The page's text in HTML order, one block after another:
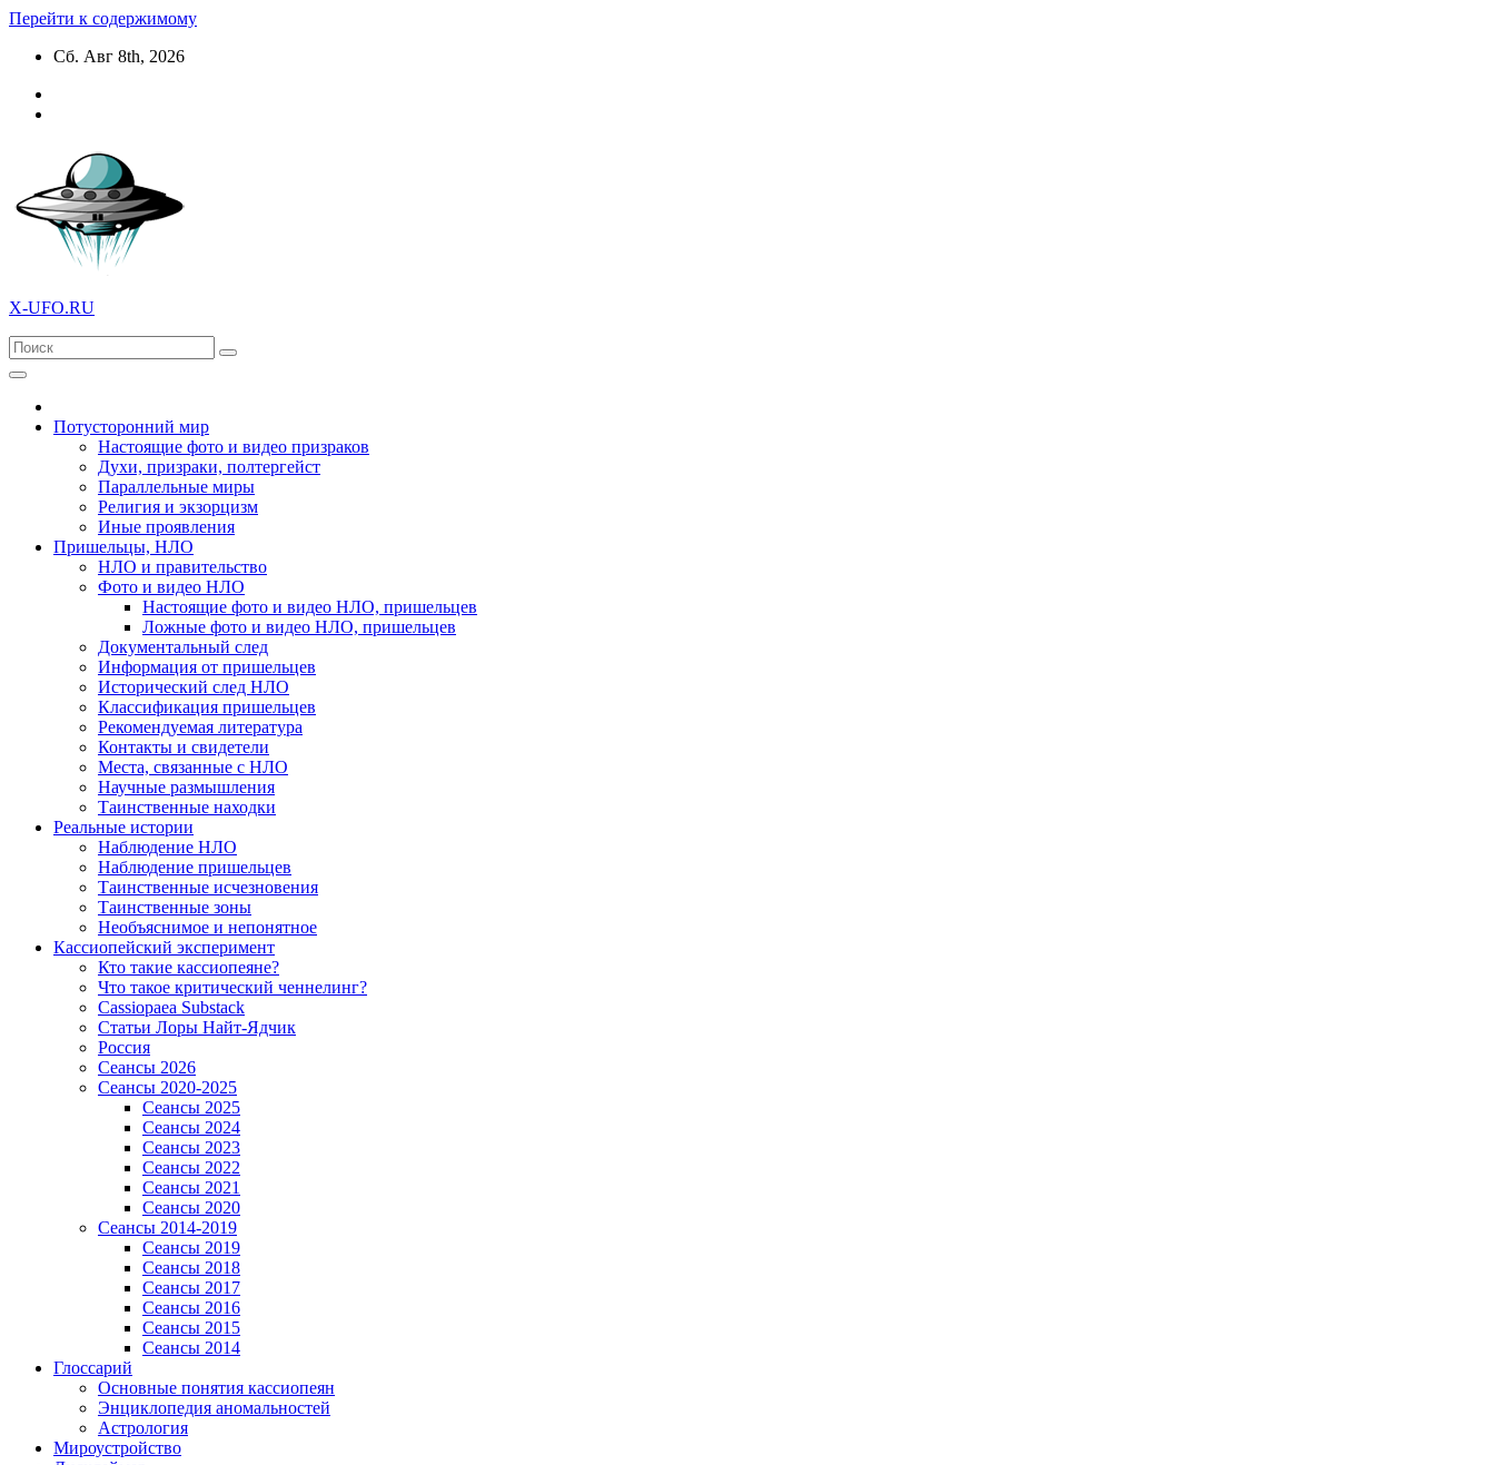
Перейти к содержимому
Сб. Авг 8th, 2026
X-UFO.RU
Потусторонний мир
Настоящие фото и видео призраков
Духи, призраки, полтергейст
Параллельные миры
Религия и экзорцизм
Иные проявления
Пришельцы, НЛО
НЛО и правительство
Фото и видео НЛО
Настоящие фото и видео НЛО, пришельцев
Ложные фото и видео НЛО, пришельцев
Документальный след
Информация от пришельцев
Исторический след НЛО
Классификация пришельцев
Рекомендуемая литература
Контакты и свидетели
Места, связанные с НЛО
Научные размышления
Таинственные находки
Реальные истории
Наблюдение НЛО
Наблюдение пришельцев
Таинственные исчезновения
Таинственные зоны
Необъяснимое и непонятное
Кассиопейский эксперимент
Кто такие кассиопеяне?
Что такое критический ченнелинг?
Сassiopaea Substack
Статьи Лоры Найт-Ядчик
Россия
Сеансы 2026
Сеансы 2020-2025
Сеансы 2025
Сеансы 2024
Сеансы 2023
Сеансы 2022
Сеансы 2021
Сеансы 2020
Сеансы 2014-2019
Сеансы 2019
Сеансы 2018
Сеансы 2017
Сеансы 2016
Сеансы 2015
Сеансы 2014
Глоссарий
Основные понятия кассиопеян
Энциклопедия аномальностей
Астрология
Мироустройство